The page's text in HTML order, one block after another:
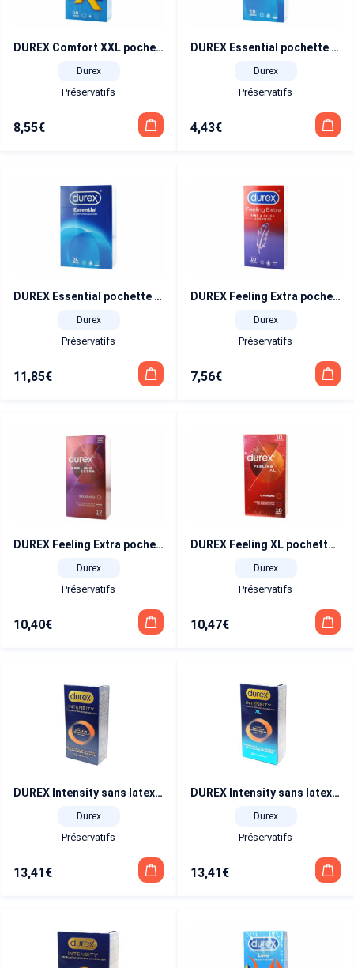
DUREX Comfort XXL pochette de 10
Durex
Préservatifs
8,55€
DUREX Essential pochette de 10
Durex
Préservatifs
4,43€
DUREX Essential pochette de 24
Durex
Préservatifs
11,85€
DUREX Feeling Extra pochette de 10
Durex
Préservatifs
7,56€
DUREX Feeling Extra pochette de 12
Durex
Préservatifs
10,40€
DUREX Feeling XL pochette de 10
Durex
Préservatifs
10,47€
DUREX Intensity sans latex 10 préservatifs
Durex
Préservatifs
13,41€
DUREX Intensity sans latex 10 préservatifs XL
Durex
Préservatifs
13,41€